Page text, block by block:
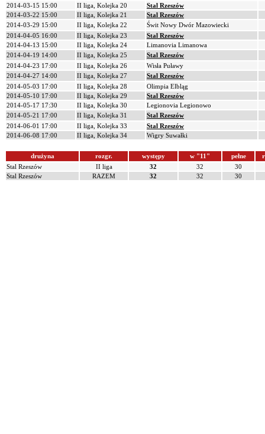
2014-03-15 15:00
II liga, Kolejka 20
Stal Rzeszów
2014-03-22 15:00
II liga, Kolejka 21
Stal Rzeszów
2014-03-29 15:00
II liga, Kolejka 22
Świt Nowy Dwór Mazowiecki
2014-04-05 16:00
II liga, Kolejka 23
Stal Rzeszów
2014-04-13 15:00
II liga, Kolejka 24
Limanovia Limanowa
2014-04-19 14:00
II liga, Kolejka 25
Stal Rzeszów
2014-04-23 17:00
II liga, Kolejka 26
Wisła Puławy
2014-04-27 14:00
II liga, Kolejka 27
Stal Rzeszów
2014-05-03 17:00
II liga, Kolejka 28
Olimpia Elbląg
2014-05-10 17:00
II liga, Kolejka 29
Stal Rzeszów
2014-05-17 17:30
II liga, Kolejka 30
Legionovia Legionowo
2014-05-21 17:00
II liga, Kolejka 31
Stal Rzeszów
2014-06-01 17:00
II liga, Kolejka 33
Stal Rzeszów
2014-06-08 17:00
II liga, Kolejka 34 Wigry Suwałki
drużyna rozgr. występy w "11" pełne
Stal Rzeszów
II liga 32 32
30
Stal Rzeszów
RAZEM 32 32 30